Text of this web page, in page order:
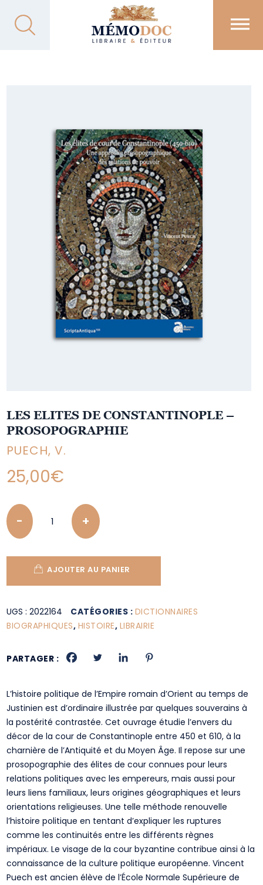
LES ELITES DE CONSTANTINOPLE –
PROSOPOGRAPHIE
PUECH, V.
25,00€
Quantity
AJOUTER AU PANIER
UGS :2022164 CATÉGORIES : DICTIONNAIRES
BIOGRAPHIQUES, HISTOIRE, LIBRAIRIE
PARTAGER :
L’histoire politique de l’Empire romain d’Orient au temps de
Justinien est d’ordinaire illustrée par quelques souverains à
la postérité contrastée. Cet ouvrage étudie l’envers du
décor de la cour de Constantinople entre 450 et 610, à la
charnière de l’Antiquité et du Moyen Âge. Il repose sur une
prosopographie des élites de cour connues pour leurs
relations politiques avec les empereurs, mais aussi pour
leurs liens familiaux, leurs origines géographiques et leurs
orientations religieuses. Une telle méthode renouvelle
l’histoire politique en tentant d’expliquer les ruptures
comme les continuités entre les différents règnes
impériaux. Le visage de la cour byzantine contribue ainsi à la
connaissance de la culture politique européenne. Vincent
Puech est ancien élève de l’École Normale Supérieure de